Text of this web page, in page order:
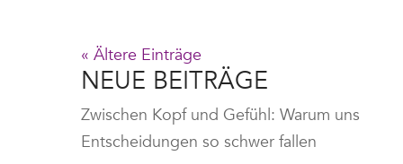
« Ältere Einträge
NEUE BEITRÄGE
Zwischen Kopf und Gefühl: Warum uns
Entscheidungen so schwer fallen